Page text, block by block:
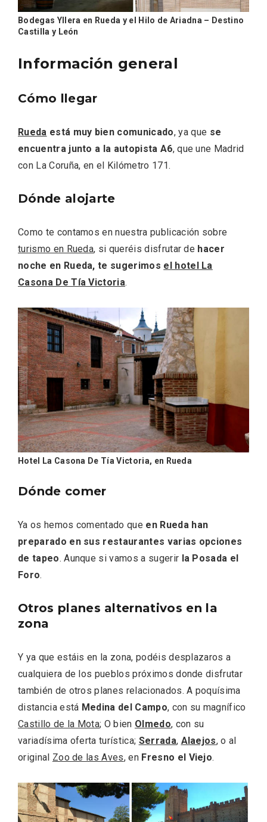
Bodegas Yllera en Rueda y el Hilo de Ariadna – Destino
Castilla y León
Información general
Cómo llegar
Rueda está muy bien comunicado, ya que se
encuentra junto a la autopista A6, que une Madrid
con La Coruña, en el Kilómetro 171.
Dónde alojarte
Como te contamos en nuestra publicación sobre
turismo en Rueda, si queréis disfrutar de hacer
noche en Rueda, te sugerimos el hotel La
Casona De Tía Victoria.
Hotel La Casona De Tía Victoria, en Rueda
Dónde comer
Ya os hemos comentado que en Rueda han
preparado en sus restaurantes varias opciones
de tapeo. Aunque si vamos a sugerir la Posada el
Foro.
Otros planes alternativos en la
zona
Y ya que estáis en la zona, podéis desplazaros a
cualquiera de los pueblos próximos donde disfrutar
también de otros planes relacionados. A poquísima
distancia está Medina del Campo, con su magnífico
Castillo de la Mota; O bien Olmedo, con su
variadísima oferta turística; Serrada, Alaejos, o al
original Zoo de las Aves, en Fresno el Viejo.
Semana Santa en la Ribera del Duero
Itinerarios musicales en San Miguel del
Pino 2026
de la Trufa Negra de Soria